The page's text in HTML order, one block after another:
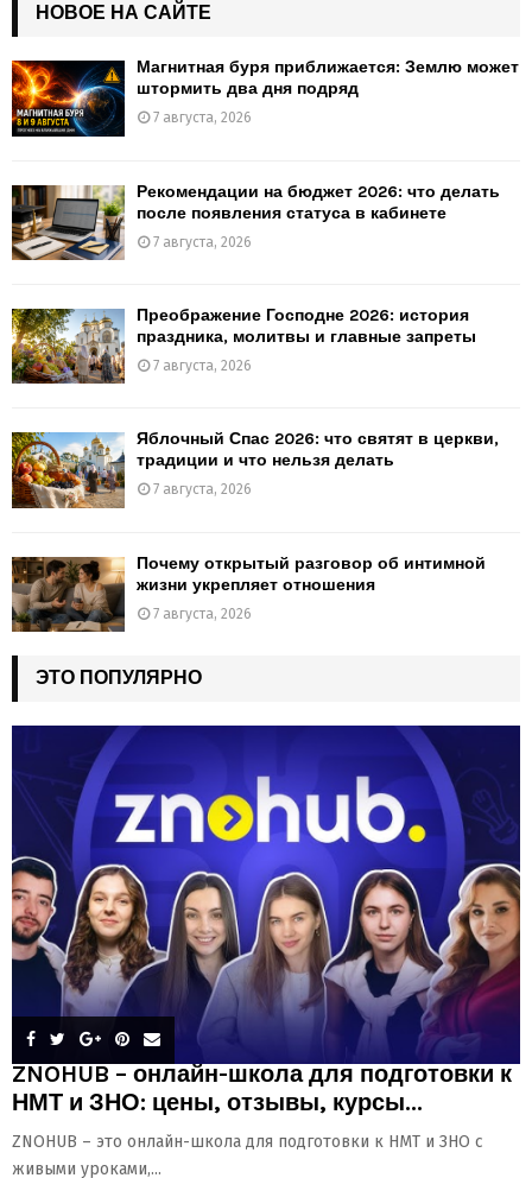
НОВОЕ НА САЙТЕ
Магнитная буря приближается: Землю может
штормить два дня подряд
7 августа, 2026
Рекомендации на бюджет 2026: что делать
после появления статуса в кабинете
7 августа, 2026
Преображение Господне 2026: история
праздника, молитвы и главные запреты
7 августа, 2026
Яблочный Спас 2026: что святят в церкви,
традиции и что нельзя делать
7 августа, 2026
Почему открытый разговор об интимной
жизни укрепляет отношения
7 августа, 2026
ЭТО ПОПУЛЯРНО
ZNOHUB – онлайн-школа для подготовки к
НМТ и ЗНО: цены, отзывы, курсы...
ZNOHUB – это онлайн-школа для подготовки к НМТ и ЗНО с
живыми уроками,...